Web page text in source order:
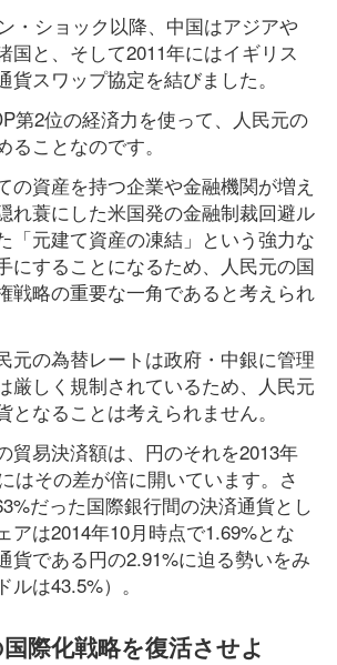
・ショック以降、中国はアジアや
国と、そして2011年にはイギリス
貨スワップ協定を結びました。
第2位の経済力を使って、人民元の
ことなのです。
の資産を持つ企業や金融機関が増え
れ蓑にした米国発の金融制裁回避ル
「元建て資産の凍結」という強力な
にすることになるため、人民元の国
戦略の重要な一角であると考えられ
元の為替レートは政府・中銀に管理
厳しく規制されているため、人民元
となることは考えられません。
貿易決済額は、円のそれを2013年
はその差が倍に開いています。さ
だった国際銀行間の決済通貨とし
アは2014年10月時点で1.69%とな
貨である円の2.91%に迫る勢いをみ
は43.5%）。
際化戦略を復活させよ